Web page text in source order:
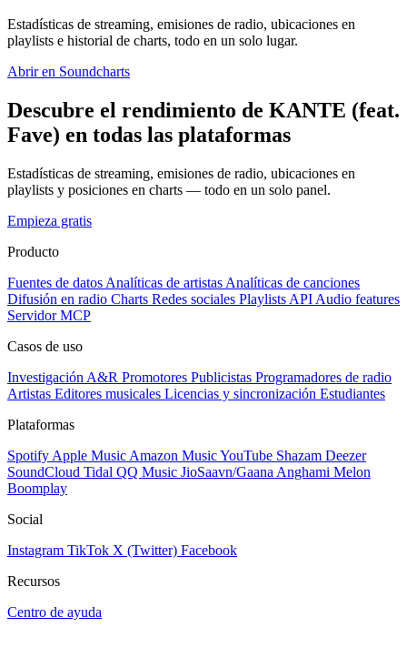
Estadísticas de streaming, emisiones de radio, ubicaciones en
playlists e historial de charts, todo en un solo lugar.
Abrir en Soundcharts
Descubre el rendimiento de KANTE (feat.
Fave) en todas las plataformas
Estadísticas de streaming, emisiones de radio, ubicaciones en
playlists y posiciones en charts — todo en un solo panel.
Empieza gratis
Producto
Fuentes de datos Analíticas de artistas Analíticas de canciones
Difusión en radio Charts Redes sociales Playlists API Audio features
Servidor MCP
Casos de uso
Investigación A&R Promotores Publicistas Programadores de radio
Artistas Editores musicales Licencias y sincronización Estudiantes
Plataformas
Spotify Apple Music Amazon MusicYouTube Shazam Deezer
SoundCloud Tidal QQ Music JioSaavn/Gaana Anghami Melon
Boomplay
Social
Instagram TikTok X (Twitter) Facebook
Recursos
Centro de ayuda